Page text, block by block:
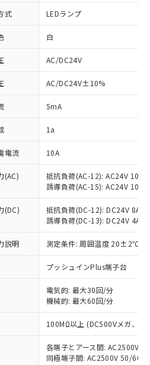
式 LEDランプ
白
AC/DC24V
AC/DC24V±10%
5mA
1a
電流 10A
(AC)
抵抗負荷(AC-12): AC24V 10A/
誘導負荷(AC-15): AC24V
(DC)
抵抗負荷(DC-12): DC24V 8A/
誘導負荷(DC-13): DC24V 4A/
説明 測定条件: 周囲温度 20±2℃、
プッシュインPlus端子台
電気的: 最大30回/分
機械的: 最大60回/分
100MΩ以上 (DC500Vメガ、点
各端子とアース間: AC2500V
同極端子間: AC2500V 50/
みいただき、同意のうえ
、当社制御機器事業取扱
庫状況および標準価格
させていただくもので
事業取扱商品の中には、
対象外となる商品もある
ください。
び標準価格照会結果は、
更新日時点での社内デー
成されるものであり、閲
での実際の在庫および標
なる場合があることをご
RoHS指令（10物質）の
品が提供可能な商品で
指令（10物質）の非含
切り替える予定のある
RoHS指令（10物質）の
商品で、対応品を出す予
RoHS指令（10物質）の
を調査中または確認中の
ンス料など無形物で、有
ない商品です。
より、非含有部品として
と判明した場合などや
ことがあります。
：
水銀(Hg) 1000ppm以下、 カド
以下、ポリ臭化ビフェニル
、ポリ臭化ジフェニルエーテル類
料含有率が中国RoHSの
とを示します。
料含有率が中国RoHSの
ことを示します。
す。当社販売部門へお問
準値 (GB/T26572)：
水銀) : 1000ppm、 Cd(カドミウ
、 PBBs(ポリ臭化ビフェ
ら貴社製品のうち、外国
国貿易法に定める商品
貨物等」という）を輸出
の提供する場合は、日本
るなどの必要な手続きを